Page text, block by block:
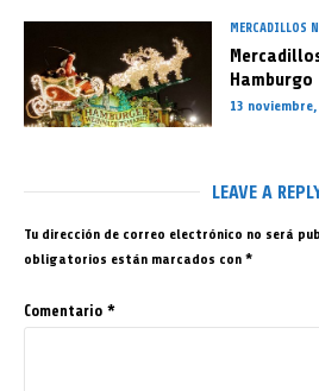
MERCADILLOS
Hamburgo
13 noviembre,
LEAVE A
Tu dirección de correo electrónico no será
obligatorios están marcados con *
Comentario *